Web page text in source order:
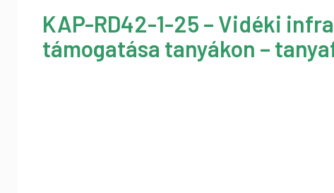
KAP-RD42-1-25 – Vidéki
támogatása tanyákon –